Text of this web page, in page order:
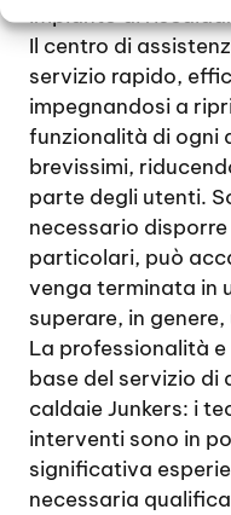
impianto di
Il centro di
servizio rapido,
impegnandosi a
funzionalità di ogni
brevissimi,
parte degli utenti.
necessario
particolari, può
venga terminata in
superare, in
La professionalità
base del servizio di
caldaie Junkers: i
interventi sono in
significativa
necessaria